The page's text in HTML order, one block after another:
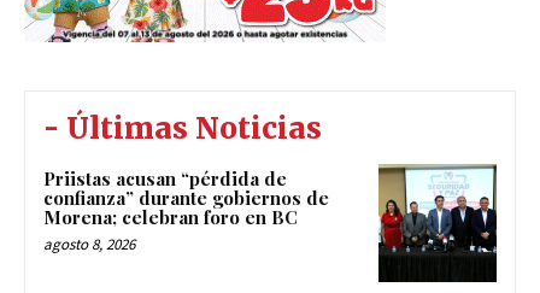
- Últimas Noticias
Priistas acusan “pérdida de
confianza” durante gobiernos de
Morena; celebran foro en BC
agosto 8, 2026